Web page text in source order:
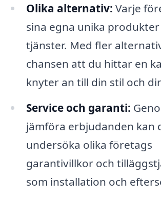
Olika alternativ: Varje
sina egna unika
tjänster. Med fler
chansen att du hittar en
knyter an till din stil och
Service och garanti:
jämföra erbjudanden kan
undersöka olika företags
garantivillkor och
som installation och